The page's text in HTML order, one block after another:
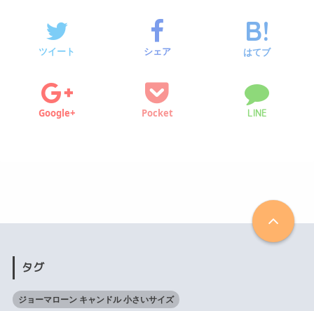
ツイート シェア はてブ
Google+ Pocket LINE
タグ
ジョーマローン キャンドル 小さいサイズ